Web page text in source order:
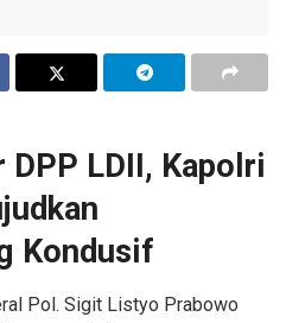
LDII, Kapolri
Kondusif
Pol. Sigit Listyo Prabowo